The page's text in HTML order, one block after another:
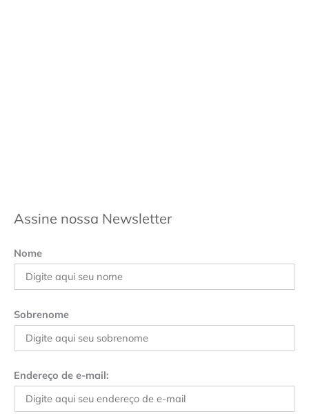
Assine nossa Newsletter
Nome
Sobrenome
Endereço de e-mail: